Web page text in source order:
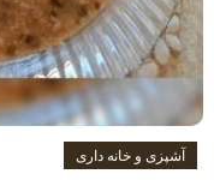
آشپزی و خانه داری